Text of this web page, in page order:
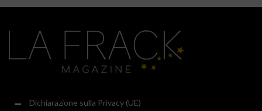
Dichiarazione sulla Privacy (UE)